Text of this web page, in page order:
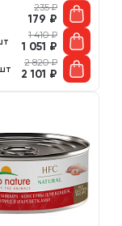
235₽
179 ₽
1 410₽
1 051 ₽
2 820₽
2 101 ₽